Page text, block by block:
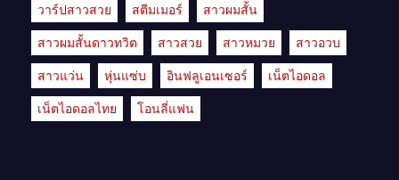
วาร์ปสาวสวย
สตีมเมอร์
สาวผมสั้น
สาวผมสั้นดาวทวิต
สาวสวย สาวหมวย
สาวอวบ
สาวแว่น
หุ่นแซ่บ อินฟลูเอนเซอร์
เน็ตไอดอล
เน็ตไอดอลไทย
โอนลี่แฟน